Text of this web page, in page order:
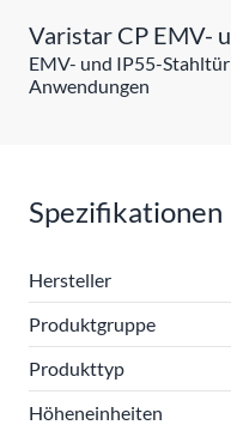
Varistar CP EMV-
EMV- und IP55-
Anwendungen
Spezifikationen
Hersteller
Produktgruppe
Produkttyp
Höheneinheiten